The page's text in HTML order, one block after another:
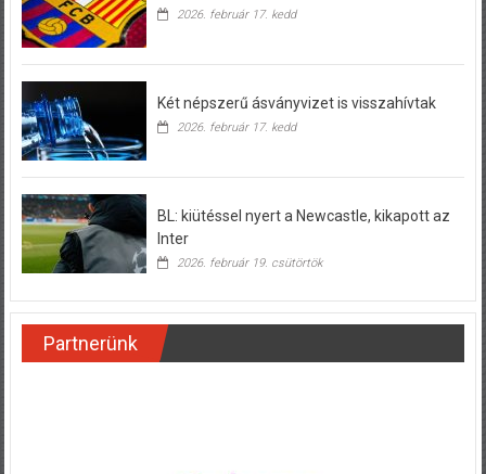
2026. február 17. kedd
Két népszerű ásványvizet is visszahívtak
2026. február 17. kedd
BL: kiütéssel nyert a Newcastle, kikapott az
Inter
2026. február 19. csütörtök
Partnerünk